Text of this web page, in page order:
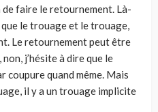
faire le retournement. Là-
que le trouage et le trouage,
Le retournement peut être
j’hésite à dire que le
quand même. Mais
il y a un trouage implicite